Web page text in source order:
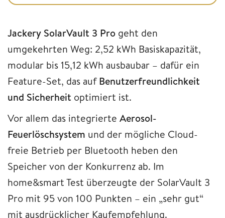
Jackery SolarVault 3 Pro geht den
umgekehrten Weg: 2,52 kWh Basiskapazität,
modular bis 15,12 kWh ausbaubar – dafür ein
Feature-Set, das aufBenutzerfreundlichkeit
und Sicherheit optimiert ist.
Vor allem das integrierte Aerosol-
Feuerlöschsystem und der mögliche Cloud-
freie Betrieb per Bluetooth heben den
Speicher von der Konkurrenz ab. Im
home&smart Test überzeugte der SolarVault 3
Pro mit 95 von 100 Punkten – ein „sehr gut“
mit ausdrücklicher Kaufempfehlung.